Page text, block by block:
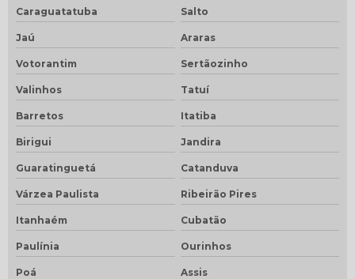
Caraguatatuba Salto
Jaú Araras
Votorantim Sertãozinho
Valinhos Tatuí
Barretos Itatiba
Birigui Jandira
Guaratinguetá Catanduva
Várzea Paulista Ribeirão Pires
Itanhaém Cubatão
Paulínia Ourinhos
Poá Assis